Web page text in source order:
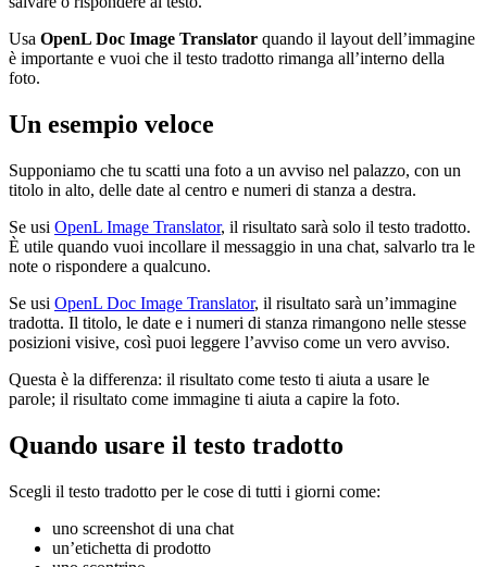
Usa OpenL Doc Image Translator quando il layout dell’immagine
è importante e vuoi che il testo tradotto rimanga all’interno della
foto.
Un esempio veloce
Supponiamo che tu scatti una foto a un avviso nel palazzo, con un
titolo in alto, delle date al centro e numeri di stanza a destra.
Se usi OpenL Image Translator, il risultato sarà solo il testo tradotto.
È utile quando vuoi incollare il messaggio in una chat, salvarlo tra le
note o rispondere a qualcuno.
Se usi OpenL Doc Image Translator, il risultato sarà un’immagine
tradotta. Il titolo, le date e i numeri di stanza rimangono nelle stesse
posizioni visive, così puoi leggere l’avviso come un vero avviso.
Questa è la differenza: il risultato come testo ti aiuta a usare le
parole; il risultato come immagine ti aiuta a capire la foto.
Quando usare il testo tradotto
Scegli il testo tradotto per le cose di tutti i giorni come:
uno screenshot di una chat
un’etichetta di prodotto